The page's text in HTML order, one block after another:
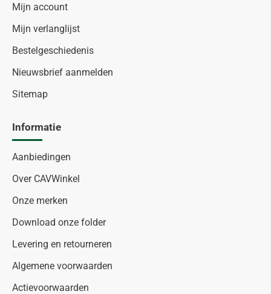
Mijn account
Mijn verlanglijst
Bestelgeschiedenis
Nieuwsbrief aanmelden
Sitemap
Informatie
Aanbiedingen
Over CAVWinkel
Onze merken
Download onze folder
Levering en retourneren
Algemene voorwaarden
Actievoorwaarden